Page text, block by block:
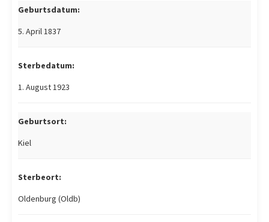
Geburtsdatum:
5. April 1837
Sterbedatum:
1. August 1923
Geburtsort:
Kiel
Sterbeort:
Oldenburg (Oldb)